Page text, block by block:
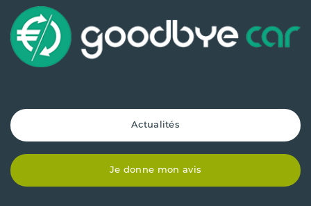
Actualités
Je donne mon avis